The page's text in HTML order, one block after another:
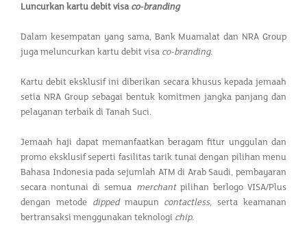
Luncurkan kartu debit visaco-branding
Dalam kesempatan yang sama, Bank Muamalat dan NRA Group
juga meluncurkan kartu debit visa co-branding.
Kartu debit eksklusif ini diberikan secara khusus kepada jemaah
setia NRA Group sebagai bentuk komitmen jangka panjang dan
pelayanan terbaik di Tanah Suci.
Jemaah haji dapat memanfaatkan beragam fitur unggulan dan
promo eksklusif seperti fasilitas tarik tunai dengan pilihan menu
Bahasa Indonesia pada sejumlah ATM di Arab Saudi, pembayaran
secara nontunai di semua merchantpilihan berlogo VISA/Plus
dengan metode dipped maupun contactless, serta keamanan
bertransaksi menggunakan teknologi chip.